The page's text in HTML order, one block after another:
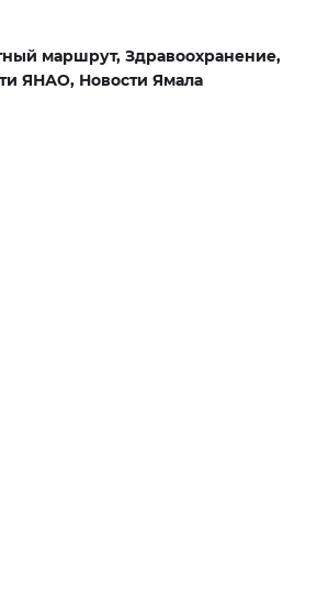
маршрут, Здравоохранение,
ЯНАО, Новости Ямала